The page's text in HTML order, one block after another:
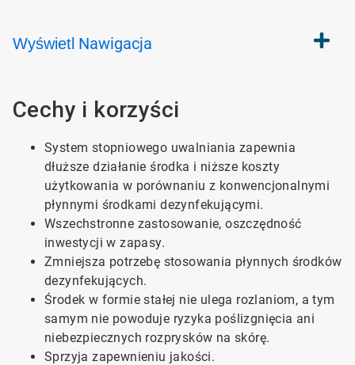
Wyświetl Nawigacja
Cechy i korzyści
System stopniowego uwalniania zapewnia
dłuższe działanie środka i niższe koszty
użytkowania w porównaniu z konwencjonalnymi
płynnymi środkami dezynfekującymi.
Wszechstronne zastosowanie, oszczędność
inwestycji w zapasy.
Zmniejsza potrzebę stosowania płynnych środków
dezynfekujących.
Środek w formie stałej nie ulega rozlaniom, a tym
samym nie powoduje ryzyka poślizgnięcia ani
niebezpiecznych rozprysków na skórę.
Sprzyja zapewnieniu jakości.